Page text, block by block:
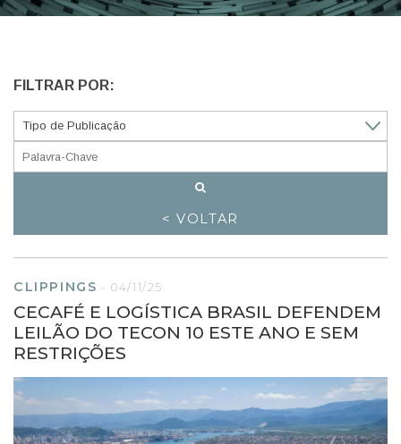
FILTRAR POR:
< VOLTAR
CLIPPINGS -04/11/25
CECAFÉ E LOGÍSTICA BRASIL DEFENDEM
LEILÃO DO TECON 10 ESTE ANO E SEM
RESTRIÇÕES